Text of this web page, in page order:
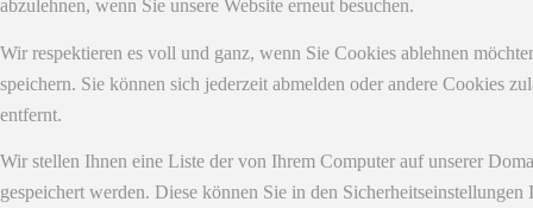
abzulehnen, wenn Sie unsere Website erneut besuchen.
Wir respektieren es voll und ganz, wenn Sie Cookies ablehnen
speichern. Sie können sich jederzeit abmelden oder andere Cookies
entfernt.
Wir stellen Ihnen eine Liste der von Ihrem Computer auf unserer
gespeichert werden. Diese können Sie in den Sicherheitseinstellungen